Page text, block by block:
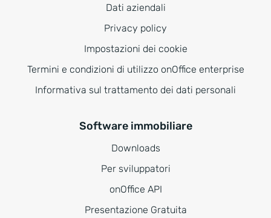
Dati aziendali
Privacy policy
Impostazioni dei cookie
Termini e condizioni di utilizzo onOffice enterprise
Informativa sul trattamento dei dati personali
Software immobiliare
Downloads
Per sviluppatori
onOffice API
Presentazione Gratuita